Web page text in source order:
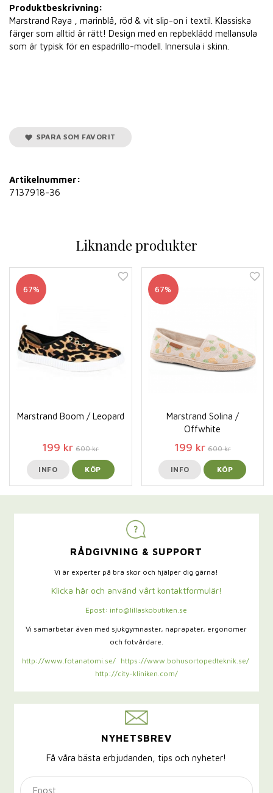
Produktbeskrivning:
Marstrand Raya , marinblå, röd & vit slip-on i textil. Klassiska
färger som alltid är rätt! Design med en repbeklädd mellansula
som är typisk för en espadrillo-modell. Innersula i skinn.
SPARA SOM FAVORIT
Artikelnummer:
7137918-36
Liknande produkter
67%
Marstrand Boom / Leopard
199 kr 600 kr
INFO KÖP
67%
Marstrand Solina /
Offwhite
199 kr 600 kr
INFO KÖP
RÅDGIVNING & SUPPORT
Vi är experter på bra skor och hjälper dig gärna!
Klicka här och använd vårt kontaktformulär!
Epost: info@lillaskobutiken.se
Vi samarbetar även med sjukgymnaster, naprapater, ergonomer
och fotvårdare.
http://www.fotanatomi.se/
https://www.bohusortopedteknik.se/
http://city-kliniken.com/
NYHETSBREV
Få våra bästa erbjudanden, tips och nyheter!